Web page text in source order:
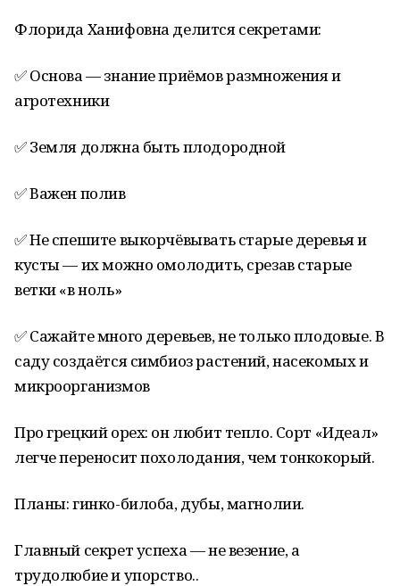
Флорида Ханифовна делится секретами:
✅ Основа — знание приёмов размножения и
агротехники
✅ Земля должна быть плодородной
✅ Важен полив
✅ Не спешите выкорчёвывать старые деревья и
кусты — их можно омолодить, срезав старые
ветки «в ноль»
✅ Сажайте много деревьев, не только плодовые. В
саду создаётся симбиоз растений, насекомых и
микроорганизмов
Про грецкий орех: он любит тепло. Сорт «Идеал»
легче переносит похолодания, чем тонкокорый.
Планы: гинко-билоба, дубы, магнолии.
Главный секрет успеха — не везение, а
трудолюбие и упорство..